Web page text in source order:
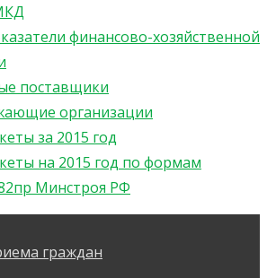
финансово-хозяйственной
поставщики
организации
за 2015 год
на 2015 год по формам
Минстроя РФ
граждан